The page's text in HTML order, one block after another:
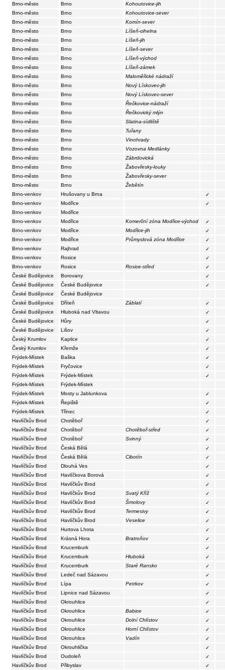
Brno-město
Brno
Kohoutovice-jih
Brno-město
Brno
Kohoutovice-sever
Brno-město
Brno
Komín-sever
Brno-město
Brno
Líšeň-cihelna
Brno-město
Brno
Líšeň-jih
Brno-město
Brno
Líšeň-sever
Brno-město
Brno
Líšeň-východ
Brno-město
Brno
Líšeň-zámek
Brno-město
Brno
Maloměřické nádraží
Brno-město
Brno
Nový Lískovec-jih
Brno-město
Brno
Nový Lískovec-sever
Brno-město
Brno
Řečkovice-nádraží
Brno-město
Brno
Řečkovický mlýn
Brno-město
Brno
Slatina-sídliště
Brno-město
Brno
Tuřany
Brno-město
Brno
Vinohrady
Brno-město
Brno
Vozovna Medlánky
Brno-město
Brno
Zábrdovická
Brno-město
Brno
Žabovřesky-louky
Brno-město
Brno
Žabovřesky-sever
Brno-město
Brno
Žebětín
Brno-venkov
Hrušovany u Brna
✓
Brno-venkov
Modřice
✓
Brno-venkov
Modřice
Brno-venkov
Modřice Komerční zóna Modřice-východ
✓
Brno-venkov
Modřice Modřice-jih
✓
Brno-venkov
Modřice Průmyslová zóna Modřice
✓
Brno-venkov
Rajhrad
✓
Brno-venkov
Rosice
✓
Brno-venkov
Rosice Rosice-střed
✓
České Budějovice
Borovany
✓
České Budějovice
České Budějovice
✓
České Budějovice
České Budějovice
České Budějovice
Dříteň Záblatí
✓
České Budějovice
Hluboká nad Vltavou
✓
České Budějovice
Hůry
✓
České Budějovice
Lišov
✓
Český Krumlov
Kaplice
✓
Český Krumlov
Křemže
✓
Frýdek-Místek
Baška
✓
Frýdek-Místek
Fryčovice
✓
Frýdek-Místek
Frýdek-Místek
✓
Frýdek-Místek
Frýdek-Místek
Frýdek-Místek
Mosty u Jablunkova
✓
Frýdek-Místek
Řepiště
✓
Frýdek-Místek
Třinec
✓
Havlíčkův Brod
Chotěboř
✓
Havlíčkův Brod
Chotěboř Chotěboř-střed
✓
Havlíčkův Brod
Chotěboř Svinný
✓
Havlíčkův Brod
Česká Bělá
✓
Havlíčkův Brod
Česká Bělá Cibotín
✓
Havlíčkův Brod
Dlouhá Ves
✓
Havlíčkův Brod
Havlíčkova Borová
✓
Havlíčkův Brod
Havlíčkův Brod
✓
Havlíčkův Brod
Havlíčkův Brod Svatý Kříž
✓
Havlíčkův Brod
Havlíčkův Brod Šmolovy
✓
Havlíčkův Brod
Havlíčkův Brod Termesivy
✓
Havlíčkův Brod
Havlíčkův Brod Veselice
✓
Havlíčkův Brod
Hurtova Lhota
✓
Havlíčkův Brod
Krásná Hora Bratroňov
✓
Havlíčkův Brod
Krucemburk
✓
Havlíčkův Brod
Krucemburk Hluboká
✓
Havlíčkův Brod
Krucemburk Staré Ransko
✓
Havlíčkův Brod
Ledeč nad Sázavou
✓
Havlíčkův Brod
Lípa Petrkov
✓
Havlíčkův Brod
Lipnice nad Sázavou
✓
Havlíčkův Brod
Okrouhlice
✓
Havlíčkův Brod
Okrouhlice Babice
✓
Havlíčkův Brod
Okrouhlice Dolní Chlístov
✓
Havlíčkův Brod
Okrouhlice Horní Chlístov
✓
Havlíčkův Brod
Okrouhlice Vadín
✓
Havlíčkův Brod
Okrouhlička
✓
Havlíčkův Brod
Oudoleň
✓
Havlíčkův Brod
Přibyslav ✓